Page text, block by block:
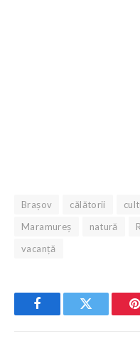
Brașov călătorii
Maramureș
natură
vacanță
FacebookTwitter